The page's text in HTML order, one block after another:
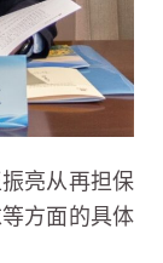
亮从再担保
方面的具体